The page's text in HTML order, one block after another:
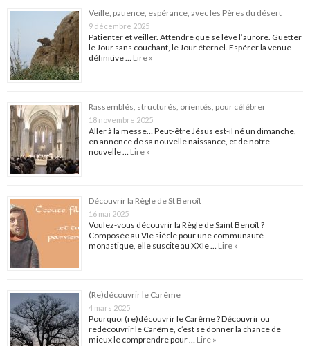
Veille, patience, espérance, avec les Pères du désert
9 décembre 2025
Patienter et veiller. Attendre que se lève l’aurore. Guetter
le Jour sans couchant, le Jour éternel. Espérer la venue
définitive … Lire »
Rassemblés, structurés, orientés, pour célébrer
18 novembre 2025
Aller à la messe… Peut-être Jésus est-il né un dimanche,
en annonce de sa nouvelle naissance, et de notre
nouvelle … Lire »
Découvrir la Règle de St Benoît
16 mai 2025
Voulez-vous découvrir la Règle de Saint Benoît ?
Composée au VIe siècle pour une communauté
monastique, elle suscite au XXIe … Lire »
(Re)découvrir le Carême
4 mars 2025
Pourquoi (re)découvrir le Carême ? Découvrir ou
redécouvrir le Carême, c’est se donner la chance de
mieux le comprendre pour … Lire »